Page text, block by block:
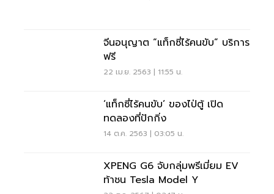
จีนอนุญาต “แท็กซี่ไร้คนขับ” บริการ
ฟรี
22 เม.ย. 2563 | 11:55 น.
‘แท็กซี่ไร้คนขับ’ ของไป่ตู้ เปิด
ทดลองที่ปักกิ่ง
14 ต.ค. 2563 | 03:05 น.
XPENG G6 จับกลุ่มพรีเมี่ยม EV
ท้าชน Tesla Model Y